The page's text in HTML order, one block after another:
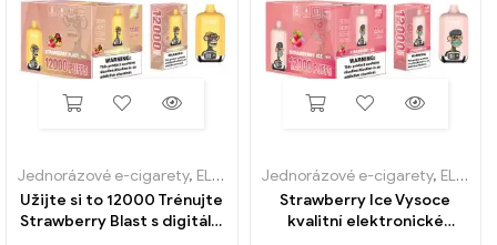
Jednorázové e-cigarety, ELF BOX digitální 12000
Užijte si to 12000 Trénujte
Strawberry Blast s digitální
Jednorázové e-cigarety, ELF BOX digitální 12000
Strawberry Ice Vysoce
kvalitní elektronické